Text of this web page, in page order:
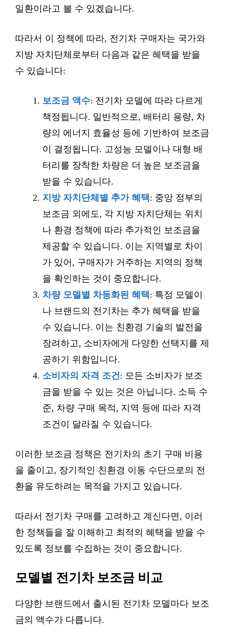
일환이라고 볼 수 있겠습니다.
따라서 이 정책에 따라, 전기차 구매자는 국가와
지방 자치단체로부터 다음과 같은 혜택을 받을
수 있습니다:
보조금 액수: 전기차 모델에 따라 다르게
책정됩니다. 일반적으로, 배터리 용량, 차
량의 에너지 효율성 등에 기반하여 보조금
이 결정됩니다. 고성능 모델이나 대형 배
터리를 장착한 차량은 더 높은 보조금을
받을 수 있습니다.
지방 자치단체별 추가 혜택: 중앙 정부의
보조금 외에도, 각 지방 자치단체는 위치
나 환경 정책에 따라 추가적인 보조금을
제공할 수 있습니다. 이는 지역별로 차이
가 있어, 구매자가 거주하는 지역의 정책
을 확인하는 것이 중요합니다.
차량 모델별 차등화된 혜택: 특정 모델이
나 브랜드의 전기차는 추가 혜택을 받을
수 있습니다. 이는 친환경 기술의 발전을
장려하고, 소비자에게 다양한 선택지를 제
공하기 위함입니다.
소비자의 자격 조건: 모든 소비자가 보조
금을 받을 수 있는 것은 아닙니다. 소득 수
준, 차량 구매 목적, 지역 등에 따라 자격
조건이 달라질 수 있습니다.
이러한 보조금 정책은 전기차의 초기 구매 비용
을 줄이고, 장기적인 친환경 이동 수단으로의 전
환을 유도하려는 목적을 가지고 있습니다.
따라서 전기차 구매를 고려하고 계신다면, 이러
한 정책들을 잘 이해하고 최적의 혜택을 받을 수
있도록 정보를 수집하는 것이 중요합니다.
모델별 전기차 보조금 비교
다양한 브랜드에서 출시된 전기차 모델마다 보조
금의 액수가 다릅니다.